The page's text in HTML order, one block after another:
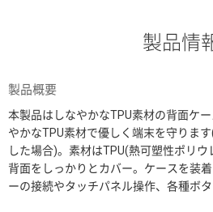
製品情
製品概要
本製品はしなやかなTPU素材の背面ケ
やかなTPU素材で優しく端末を守りま
した場合)。素材はTPU(熱可塑性ポリ
背面をしっかりとカバー。ケースを装
ーの接続やタッチパネル操作、各種ボタ